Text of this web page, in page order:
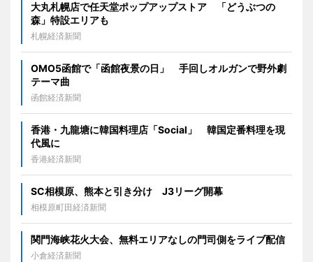
大丸札幌店で任天堂ポップアップストア 「どうぶつの
森」特設エリアも
札幌経済新聞
OMO5函館で「函館夜景の日」 手回しオルガンで野外劇
テーマ曲
函館経済新聞
香港・九龍塘に韓国料理店「Social」 韓国定番料理を現
代風に
香港経済新聞
SC相模原、熊本と引き分け J3リーグ開幕
相模原町田経済新聞
関門海峡花火大会、無料エリアなしの門司側をライブ配信
小倉経済新聞